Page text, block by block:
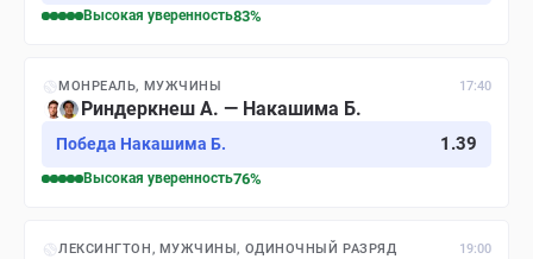
Высокая уверенность83%
МОНРЕАЛЬ, МУЖЧИНЫ 17:40
Риндеркнеш А. — Накашима Б.
Победа Накашима Б. 1.39
Высокая уверенность76%
ЛЕКСИНГТОН, МУЖЧИНЫ, ОДИНОЧНЫЙ РАЗРЯД 19:00